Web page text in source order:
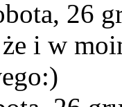
26
i w